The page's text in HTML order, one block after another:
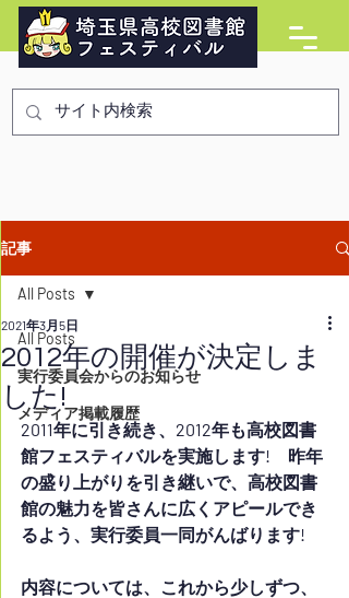
記事
All Posts
実行委員会からのお知らせ
メディア掲載履歴
All Posts
2012年の開催が決定しま
した!
2021年3月5日
2011年に引き続き、2012年も高校図書
館フェスティバルを実施します!　昨年
の盛り上がりを引き継いで、高校図書
館の魅力を皆さんに広くアピールでき
るよう、実行委員一同がんばります!
内容については、これから少しずつ、